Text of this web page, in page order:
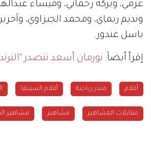
عزمي، وبركة رحماني، وميساء
ونديم ريماي، ومحمد الجيزاوي،
باسل غندور.
إقرأ أيضاً: نورمان أسعد تتصدر
أفلام منذر رياحنة أفلام السينما
مقابلات المشاهير مشاهير مشاهير